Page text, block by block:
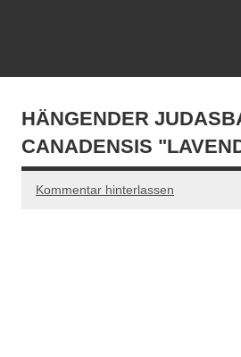
HÄNGENDER
CANADENSIS
Kommentar hinterlassen